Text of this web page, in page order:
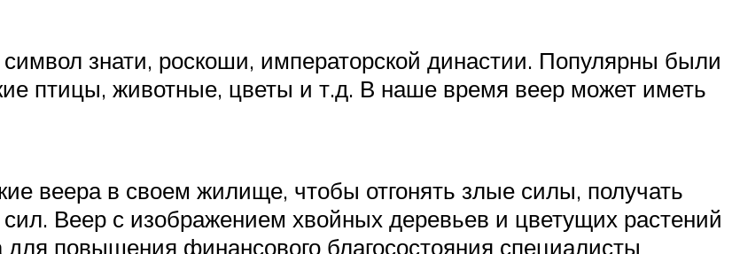
знати, роскоши, императорской династии. Популярны были
птицы, животные, цветы и т.д. В наше время веер может иметь
веера в своем жилище, чтобы отгонять злые силы, получать
Веер с изображением хвойных деревьев и цветущих растений
повышения финансового благосостояния специалисты